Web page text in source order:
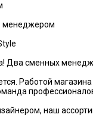
менеджером
сменных
Работой
наш